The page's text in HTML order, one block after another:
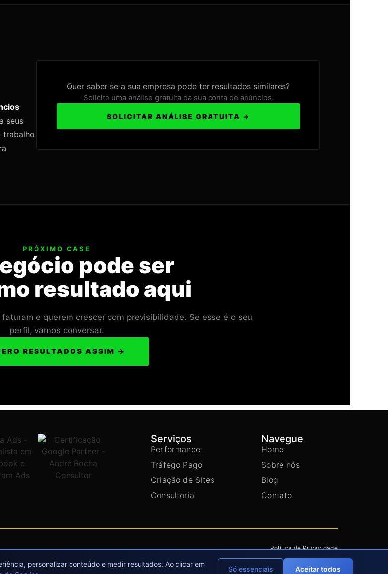
seus
trabalho
Quer saber se a sua empresa pode ter resultados similares?
Solicite uma análise gratuita da sua conta de anúncios.
SOLICITAR ANÁLISE GRATUITA →
PRÓXIMO CASE
pode ser
resultado aqui
e querem crescer com previsibilidade. Se esse é o seu
perfil, vamos conversar.
RESULTADOS ASSIM →
Serviços
Performance
Tráfego Pago
Criação de Sites
Consultoria
Navegue
Home
Sobre nós
Blog
Contato
Política de Privacidade
personalizar conteúdo e medir resultados. Ao clicar em
Só essenciais Aceitar todos